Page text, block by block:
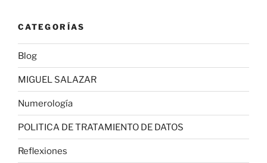
CATEGORÍAS
Blog
MIGUEL SALAZAR
Numerología
POLITICA DE TRATAMIENTO DE DATOS
Reflexiones